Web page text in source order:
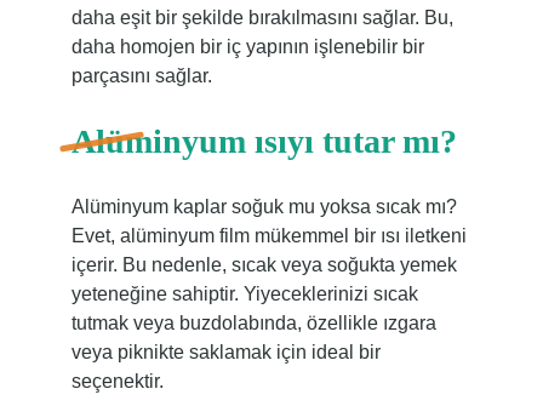
daha eşit bir şekilde bırakılmasını sağlar. Bu,
daha homojen bir iç yapının işlenebilir bir
parçasını sağlar.
Alüminyum ısıyı tutar mı?
Alüminyum kaplar soğuk mu yoksa sıcak mı?
Evet, alüminyum film mükemmel bir ısı iletkeni
içerir. Bu nedenle, sıcak veya soğukta yemek
yeteneğine sahiptir. Yiyeceklerinizi sıcak
tutmak veya buzdolabında, özellikle ızgara
veya piknikte saklamak için ideal bir
seçenektir.